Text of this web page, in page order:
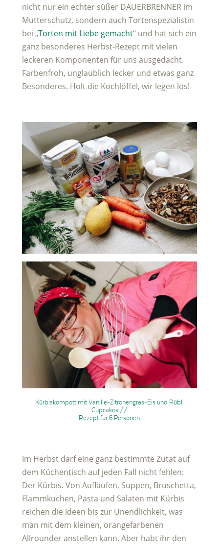
nicht nur ein echter süßer DAUERBRENNER im
Mutterschutz, sondern auch Tortenspezialistin
bei „Torten mit Liebe gemacht“ und hat sich ein
ganz besonderes Herbst-Rezept mit vielen
leckeren Komponenten für uns ausgedacht.
Farbenfroh, unglaublich lecker und etwas ganz
Besonderes. Holt die Kochlöffel, wir legen los!
Kürbiskompott mit Vanille-Zitronengras-Eis und Rübli
Cupcakes //
Rezept für 6 Personen
Im Herbst darf eine ganz bestimmte Zutat auf
dem Küchentisch auf jeden Fall nicht fehlen:
Der Kürbis. Von Aufläufen, Suppen, Bruschetta,
Flammkuchen, Pasta und Salaten mit Kürbis
reichen die Ideen bis zur Unendlichkeit, was
man mit dem kleinen, orangefarbenen
Allrounder anstellen kann. Aber habt ihr den